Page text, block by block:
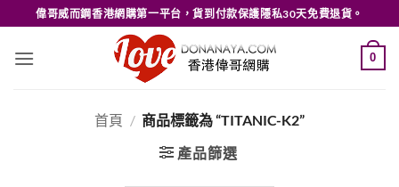
to
content
偉哥威而鋼香港網購第一平台，貨到付款保護隱私30天免費退貨。
0
首頁 / 商品標籤為 “TITANIC-K2”
產品篩選